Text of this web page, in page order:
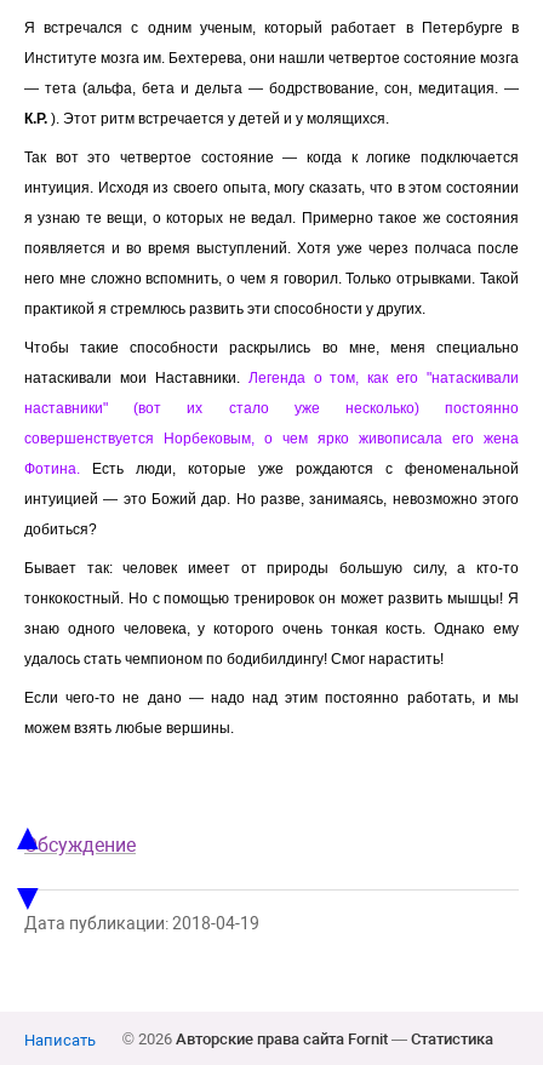
Я встречался с одним ученым, который работает в Петербурге в
Институте мозга им. Бехтерева, они нашли четвертое состояние мозга
— тета (альфа, бета и дельта — бодрствование, сон, медитация. —
К.Р. ). Этот ритм встречается у детей и у молящихся.
Так вот это четвертое состояние — когда к логике подключается
интуиция. Исходя из своего опыта, могу сказать, что в этом состоянии
я узнаю те вещи, о которых не ведал. Примерно такое же состояния
появляется и во время выступлений. Хотя уже через полчаса после
него мне сложно вспомнить, о чем я говорил. Только отрывками. Такой
практикой я стремлюсь развить эти способности у других.
Чтобы такие способности раскрылись во мне, меня специально
натаскивали мои Наставники. Легенда о том, как его "натаскивали
наставники" (вот их стало уже несколько) постоянно
совершенствуется Норбековым, о чем ярко живописала его жена
Фотина. Есть люди, которые уже рождаются с феноменальной
интуицией — это Божий дар. Но разве, занимаясь, невозможно этого
добиться?
Бывает так: человек имеет от природы большую силу, а кто-то
тонкокостный. Но с помощью тренировок он может развить мышцы! Я
знаю одного человека, у которого очень тонкая кость. Однако ему
удалось стать чемпионом по бодибилдингу! Смог нарастить!
Если чего-то не дано — надо над этим постоянно работать, и мы
можем взять любые вершины.
Обсуждение
Дата публикации: 2018-04-19
Написать © 2026 Авторские права сайта Fornit— Статистика
▲
▼